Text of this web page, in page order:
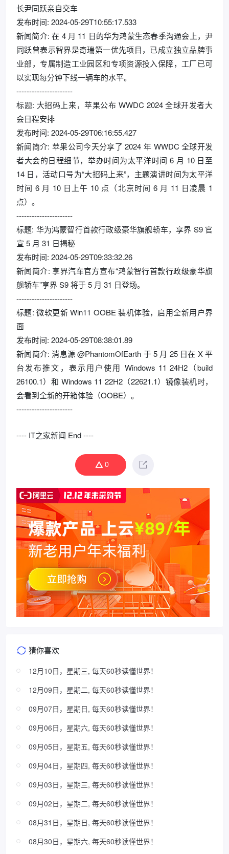
长尹同跃亲自交车
发布时间: 2024-05-29T10:55:17.533
新闻简介: 在 4 月 11 日的华为鸿蒙生态春季沟通会上，尹
同跃曾表示智界是奇瑞第一优先项目，已成立独立品牌事
业部，专属制造工业园区和专项资源投入保障，工厂已可
以实现每分钟下线一辆车的水平。
----------------------
标题: 大招码上来，苹果公布 WWDC 2024 全球开发者大
会日程安排
发布时间: 2024-05-29T06:16:55.427
新闻简介: 苹果公司今天分享了 2024 年 WWDC 全球开发
者大会的日程细节，举办时间为太平洋时间 6 月 10 日至
14 日，活动口号为“大招码上来”，主题演讲时间为太平洋
时间 6 月 10 日上午 10 点（北京时间 6 月 11 日凌晨 1
点）。
----------------------
标题: 华为鸿蒙智行首款行政级豪华旗舰轿车，享界 S9 官
宣 5 月 31 日揭秘
发布时间: 2024-05-29T09:33:32.26
新闻简介: 享界汽车官方宣布“鸿蒙智行首款行政级豪华旗
舰轿车”享界 S9 将于 5 月 31 日登场。
----------------------
标题: 微软更新 Win11 OOBE 装机体验，启用全新用户界
面
发布时间: 2024-05-29T08:38:01.89
新闻简介: 消息源 @PhantomOfEarth 于 5 月 25 日在 X 平
台发布推文，表示用户使用 Windows 11 24H2（build
26100.1）和 Windows 11 22H2（22621.1）镜像装机时，
会看到全新的开箱体验（OOBE）。
----------------------
---- IT之家新闻 End ----
0
猜你喜欢
12月10日，星期三, 每天60秒读懂世界！
12月09日，星期二, 每天60秒读懂世界！
09月07日，星期日, 每天60秒读懂世界！
09月06日，星期六, 每天60秒读懂世界！
09月05日，星期五, 每天60秒读懂世界！
09月04日，星期四, 每天60秒读懂世界！
09月03日，星期三, 每天60秒读懂世界！
09月02日，星期二, 每天60秒读懂世界！
08月31日，星期日, 每天60秒读懂世界！
08月30日，星期六, 每天60秒读懂世界！